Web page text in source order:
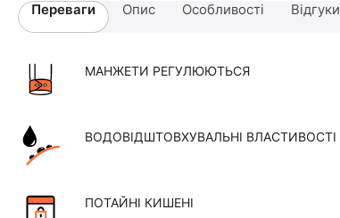
Переваги Опис Особливості Відгуки
МАНЖЕТИ РЕГУЛЮЮТЬСЯ
ВОДОВІДШТОВХУВАЛЬНІ ВЛАСТИВОСТІ
ПОТАЙНІ КИШЕНІ